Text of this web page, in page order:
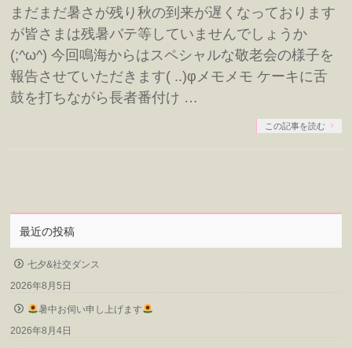
まだまだ暑さが残り秋の到来が遅くなっております
が皆さまは残暑バテ等していませんでしょうか
(;^ω^) 今回鳴海からはスペシャルな敬老会の様子を
報告させていただきます( ..)φメモメモ ケーキに舌
鼓を打ちながら長者番付け …
この記事を読む
最近の投稿
七夕&社交ダンス
2026年8月5日
暑中お伺い申し上げます
2026年8月4日